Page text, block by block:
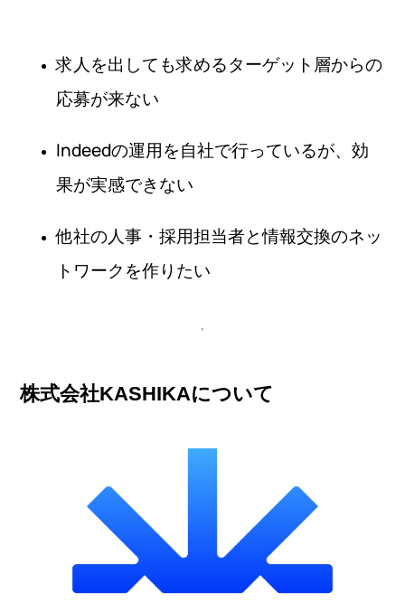
求人を出しても求めるターゲット層からの
応募が来ない
Indeedの運用を自社で行っているが、効
果が実感できない
他社の人事・採用担当者と情報交換のネッ
トワークを作りたい
株式会社KASHIKAについて